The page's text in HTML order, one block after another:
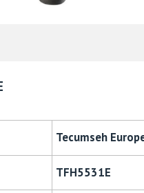
Tecumseh
TFH5531E